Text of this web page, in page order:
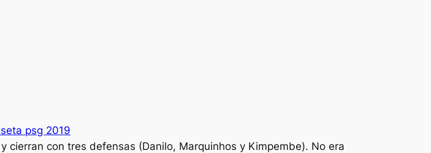
con tres defensas (Danilo, Marquinhos y Kimpembe). No era